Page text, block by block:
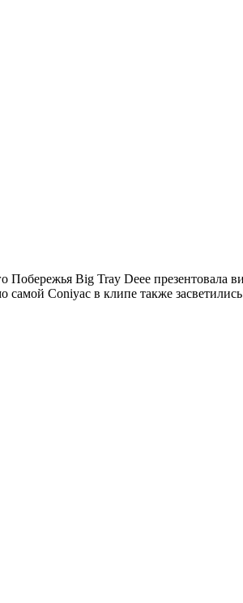
Побережья Big Tray Deee презентовала
самой Coniyac в клипе также